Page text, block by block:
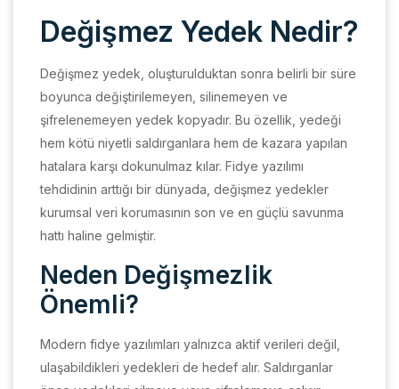
Değişmez Yedek Nedir?
Değişmez yedek, oluşturulduktan sonra belirli bir süre
boyunca değiştirilemeyen, silinemeyen ve
şifrelenemeyen yedek kopyadır. Bu özellik, yedeği
hem kötü niyetli saldırganlara hem de kazara yapılan
hatalara karşı dokunulmaz kılar. Fidye yazılımı
tehdidinin arttığı bir dünyada, değişmez yedekler
kurumsal veri korumasının son ve en güçlü savunma
hattı haline gelmiştir.
Neden Değişmezlik
Önemli?
Modern fidye yazılımları yalnızca aktif verileri değil,
ulaşabildikleri yedekleri de hedef alır. Saldırganlar